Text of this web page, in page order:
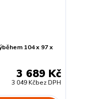
104 x 97 x
3 689 Kč
3 049 Kčbez DPH